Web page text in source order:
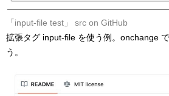
「input-file test」
src on GitHub
拡張タグ input-file を使う例。onchange
う。